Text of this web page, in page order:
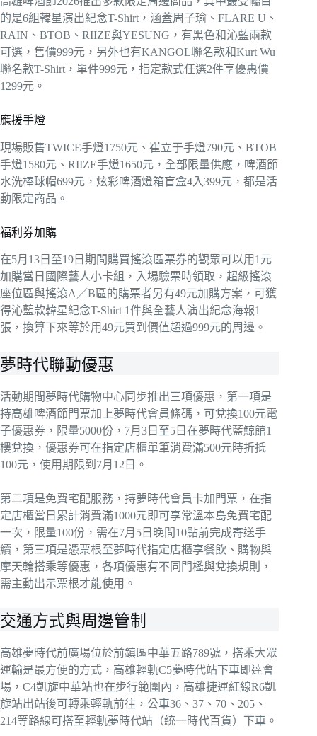
的是6組韓星演出紀念T-Shirt，涵蓋周子瑜、FLARE U、
RAIN、BTOB、RIIZE與YESUNG，有黑色和沁藍兩款
可選，售價999元，另外也有KANGOL聯名款和Kurt Wu
聯名款T-Shirt，單件999元，指定款式任選2件享優惠價
1299元。
應援手燈
現場販售TWICE手燈1750元、崔立于手燈790元、BTOB
手燈1580元、RIIZE手燈1650元，全部限量供應，啤酒節
水洗棒球帽699元，炫彩啤酒燈箱盲盒4入399元，都是活
動限定商品。
福利券加購
在5月13日至19日期間購買搖滾區票券的觀眾可以用1元
加購當日國際藝人小卡組，入場驗票時領取，超級搖滾
座位區與搖滾A／B區的購票者另有49元加購方案，可獲
得沁藍款韓星紀念T-Shirt 1件與全藝人演出紀念海報1
張，換算下來等於用49元買到價值超過999元的周邊。
夢時代聯動優惠
活動期間夢時代購物中心同步推出三項優惠，第一項是
持高雄啤酒節門票加上夢時代會員條碼，可兌換100元電
子優惠券，限量5000份，7月3日至5日在夢時代藍鯨館1
樓兌換，優惠券可在指定店櫃單筆消費滿500元時折抵
100元，使用期限到7月12日。
第二項是免費宅配服務，持夢時代會員卡加門票，在指
定店櫃當日累計消費滿1000元即可享常溫本島免費宅配
一次，限量100份，需在7月5日晚間10點前完成寄送手
續，第三項是憑票根至夢時代指定店櫃享餐飲、購物與
摩天輪搭乘等優惠，各項優惠有不同門檻與兌換規則，
需主動出示票根才能使用。
交通方式與周邊管制
高雄夢時代前廣場位於前鎮區中華五路789號，搭乘大眾
運輸是最方便的方式，高雄輕軌C5夢時代站下車即達會
場，C4凱旋中華站也在步行範圍內，高雄捷運紅線R6凱
旋站出站後可轉乘輕軌前往，公車36、37、70、205、
214等路線可搭至輕軌夢時代站（統一時代百貨）下車。